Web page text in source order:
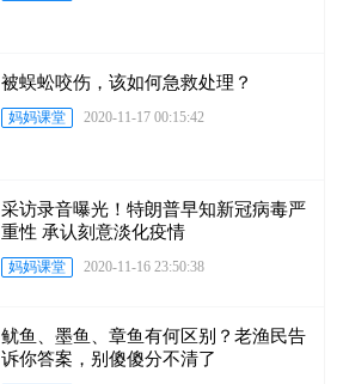
被蜈蚣咬伤，该如何急救处理？
妈妈课堂 2020-11-17 00:15:42
采访录音曝光！特朗普早知新冠病毒严
重性 承认刻意淡化疫情
妈妈课堂 2020-11-16 23:50:38
鱿鱼、墨鱼、章鱼有何区别？老渔民告
诉你答案，别傻傻分不清了